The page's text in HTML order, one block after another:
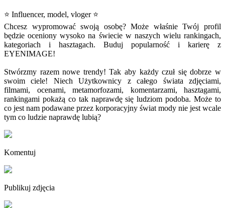
⭐ Influencer, model, vloger ⭐
Chcesz wypromować swoją osobę? Może właśnie Twój profil
będzie oceniony wysoko na świecie w naszych wielu rankingach,
kategoriach i hasztagach. Buduj popularność i karierę z
EYENIMAGE!
Stwórzmy razem nowe trendy! Tak aby każdy czuł się dobrze w
swoim ciele! Niech Użytkownicy z całego świata zdjęciami,
filmami, ocenami, metamorfozami, komentarzami, hasztagami,
rankingami pokażą co tak naprawdę się ludziom podoba. Może to
co jest nam podawane przez korporacyjny świat mody nie jest wcale
tym co ludzie naprawdę lubią?
Komentuj
Publikuj zdjęcia